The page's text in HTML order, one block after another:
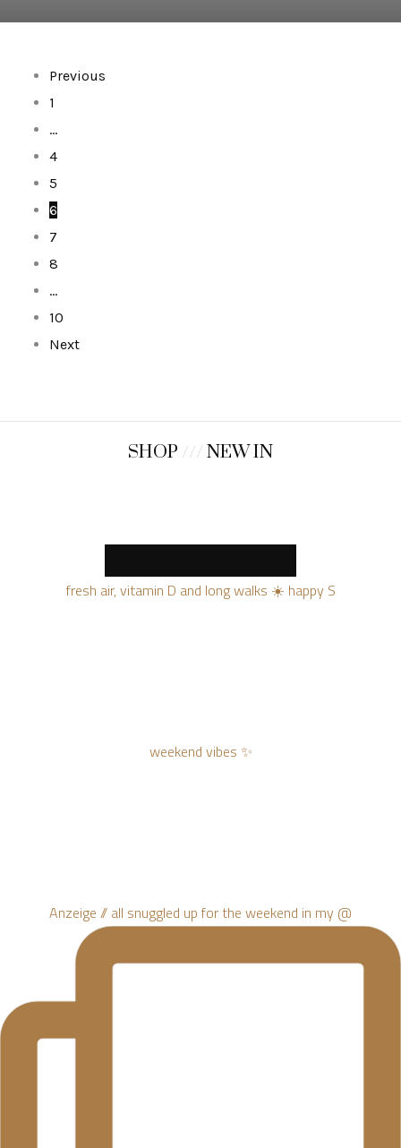
Previous
1
…
4
5
6
7
8
…
10
Next
SHOP ///NEW IN
fresh air, vitamin D and long walks ☀️ happy S
weekend vibes ✨
Anzeige // all snuggled up for the weekend in my @